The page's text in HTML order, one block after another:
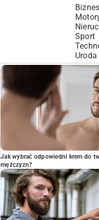
Biznes
Sport
Uroda
POPULARNE
Jak wybrać odpowiedni krem do
mężczyzn?